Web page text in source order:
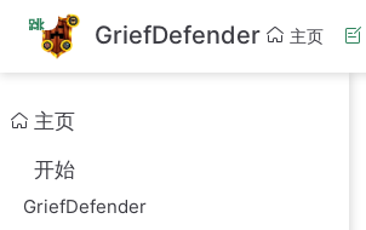
跳
至
主
內
GriefDefender 主页
主页
开始
GriefDefender